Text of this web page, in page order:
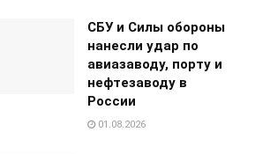
СБУ и Силы обороны
нанесли удар по
авиазаводу, порту и
нефтезаводу в
России
01.08.2026